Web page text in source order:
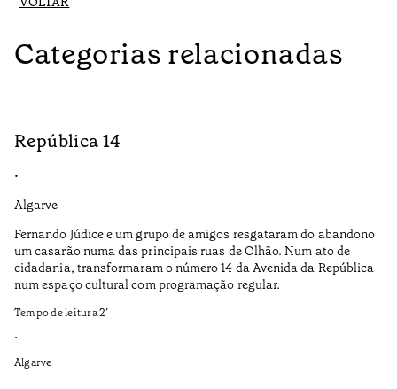
Categorias relacionadas
República 14
•
Algarve
Fernando Júdice e um grupo de amigos resgataram do abandono
um casarão numa das principais ruas de Olhão. Num ato de
cidadania, transformaram o número 14 da Avenida da República
num espaço cultural com programação regular.
Tempo de leitura2’
•
Algarve